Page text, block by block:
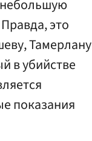
это
Тамерлану
в убийстве
показания